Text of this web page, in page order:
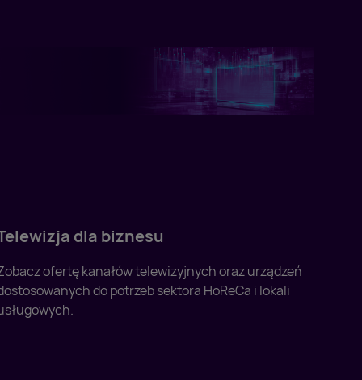
dla biznesu
ofertę kanałów telewizyjnych oraz urządzeń
do potrzeb sektora HoReCa i lokali